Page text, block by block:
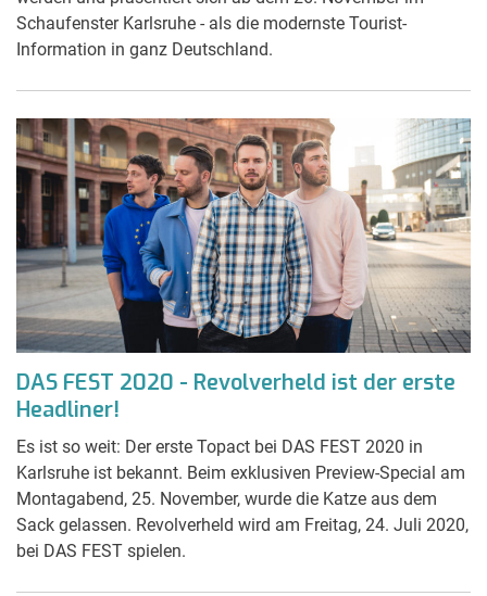
Schaufenster Karlsruhe - als die modernste Tourist-
Information in ganz Deutschland.
DAS FEST 2020 - Revolverheld ist der erste
Headliner!
Es ist so weit: Der erste Topact bei DAS FEST 2020 in
Karlsruhe ist bekannt. Beim exklusiven Preview-Special am
Montagabend, 25. November, wurde die Katze aus dem
Sack gelassen. Revolverheld wird am Freitag, 24. Juli 2020,
bei DAS FEST spielen.